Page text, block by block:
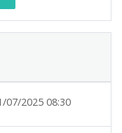
07/2025 08:30